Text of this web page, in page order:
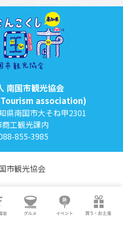
南国市観光協会
association)
南国市大そね甲2301
工観光課内
855-3985
市観光協会